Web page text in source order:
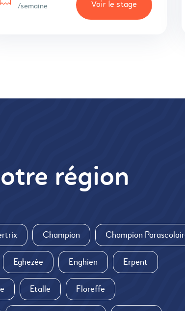
/semaine Voir le stage
région
Champion Champion
Eghezée Enghien Erpent
Etalle Floreffe